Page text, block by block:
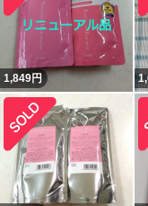
1,849円